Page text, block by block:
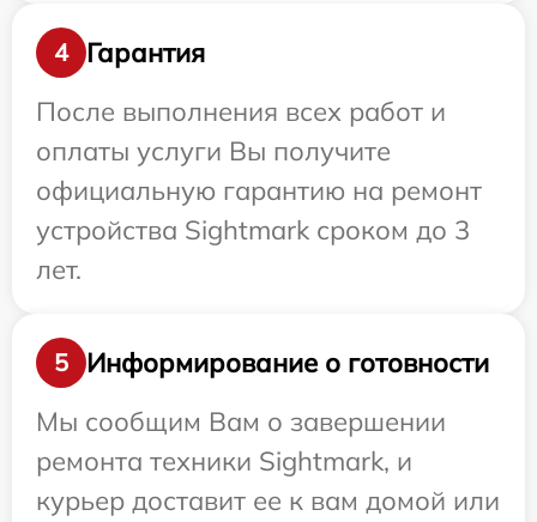
4
Гарантия
После выполнения всех работ и
оплаты услуги Вы получите
официальную гарантию на ремонт
устройства Sightmark сроком до 3
лет.
5
Информирование о готовности
Мы сообщим Вам о завершении
ремонта техники Sightmark, и
курьер доставит ее к вам домой или